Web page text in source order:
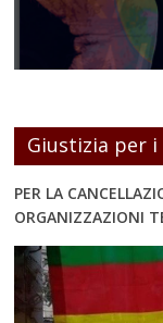
Giustizia per i
PER LA
ORGANIZZAZIONI